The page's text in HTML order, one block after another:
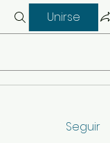
Unirse
Seguir